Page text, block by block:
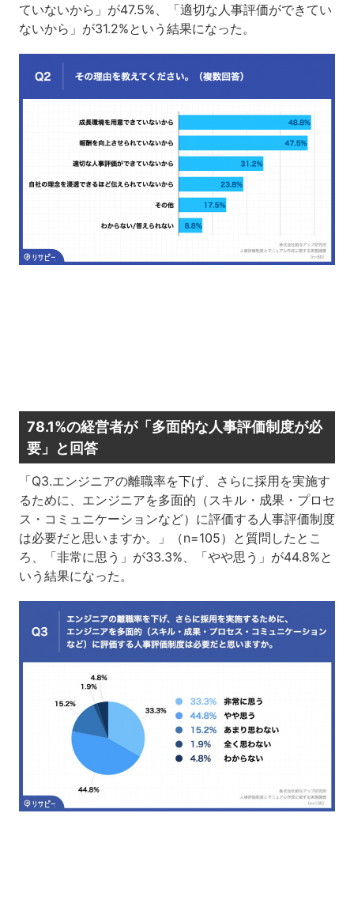
ていないから」が47.5%、「適切な人事評価ができてい
ないから」が31.2%という結果になった。
78.1%の経営者が「多面的な人事評価制度が必
要」と回答
「Q3.エンジニアの離職率を下げ、さらに採用を実施す
るために、エンジニアを多面的（スキル・成果・プロセ
ス・コミュニケーションなど）に評価する人事評価制度
は必要だと思いますか。」（n=105）と質問したとこ
ろ、「非常に思う」が33.3%、「やや思う」が44.8%と
いう結果になった。